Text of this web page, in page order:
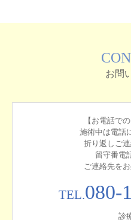
お問
【お電話で
施術中は電話
折り返しご連
留守番電
ご連絡先をお
TEL.080-
診